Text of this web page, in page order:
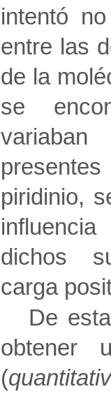
intentó
entre las
de la
se
variaban
piridinio,
dichos
carga
De
obtener
(